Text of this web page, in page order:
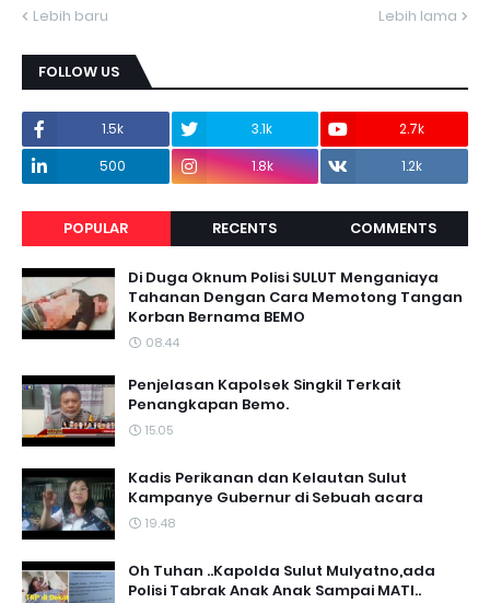
Lebih baru Lebih lama
FOLLOW US
1.5k 3.1k
2.7k
500
1.8k 1.2k
POPULAR RECENTS COMMENTS
Di Duga Oknum Polisi SULUT Menganiaya
Tahanan Dengan Cara Memotong Tangan
Korban Bernama BEMO
08.44
Penjelasan Kapolsek Singkil Terkait
Penangkapan Bemo.
15.05
Kadis Perikanan dan Kelautan Sulut
Kampanye Gubernur di Sebuah acara
19.48
Oh Tuhan ..Kapolda Sulut Mulyatno,ada
Polisi Tabrak Anak Anak Sampai MATI..